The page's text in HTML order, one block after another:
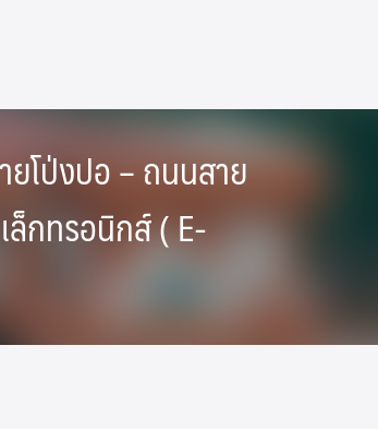
โป่งปอ – ถนนสาย
ล็กทรอนิกส์ ( E-